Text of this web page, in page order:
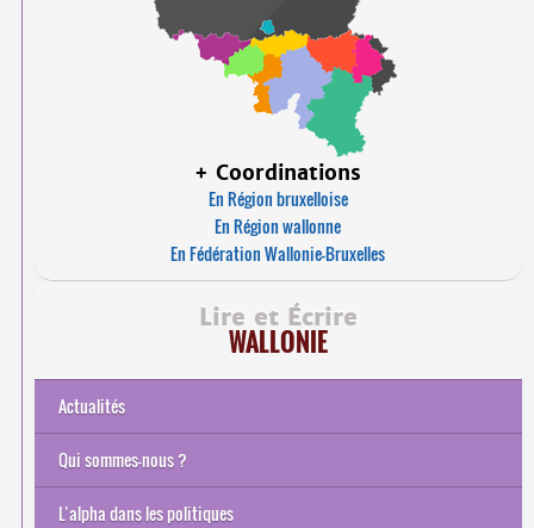
+ Coordinations
En Région bruxelloise
En Région wallonne
En Fédération Wallonie-Bruxelles
Lire et Écrire
WALLONIE
Actualités
Qui sommes-nous ?
Nos missions
Nos mandats
Notre histoire
Instances de l’ASBL
Équipe
Rapport d’activités
L’alpha dans les politiques